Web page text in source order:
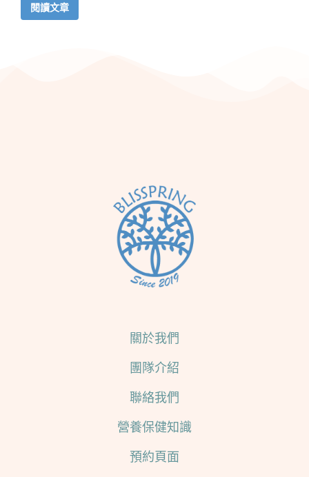
閱讀文章
關於我們
團隊介紹
聯絡我們
營養保健知識
預約頁面